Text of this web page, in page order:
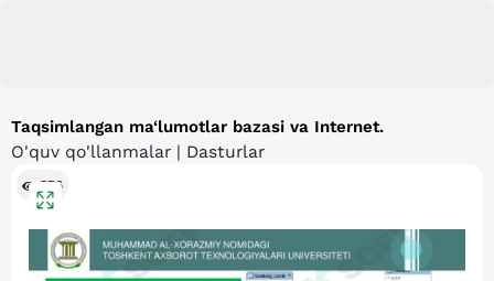
Taqsimlangan ma‘lumotlar bazasi va Internet.
O'quv qo'llanmalar | Dasturlar
576